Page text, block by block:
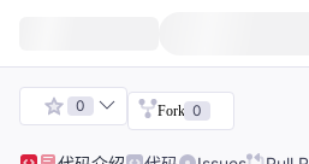
0 Fork 0